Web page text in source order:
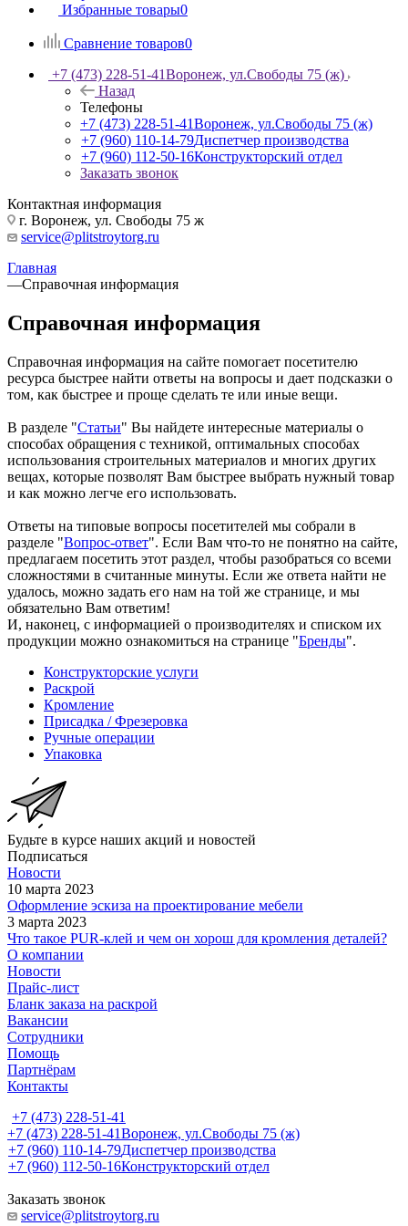
Избранные товары0
Сравнение товаров0
+7 (473) 228-51-41Воронеж, ул.Свободы 75 (ж)
Назад
Телефоны
+7 (473) 228-51-41Воронеж, ул.Свободы 75 (ж)
+7 (960) 110-14-79Диспетчер производства
+7 (960) 112-50-16Конструкторский отдел
Заказать звонок
Контактная информация
г. Воронеж, ул. Свободы 75 ж
service@plitstroytorg.ru
Главная
—Справочная информация
Справочная информация
Справочная информация на сайте помогает посетителю
ресурса быстрее найти ответы на вопросы и дает подсказки о
том, как быстрее и проще сделать те или иные вещи.
В разделе "Статьи" Вы найдете интересные материалы о
способах обращения с техникой, оптимальных способах
использования строительных материалов и многих других
вещах, которые позволят Вам быстрее выбрать нужный товар
и как можно легче его использовать.
Ответы на типовые вопросы посетителей мы собрали в
разделе "Вопрос-ответ". Если Вам что-то не понятно на сайте,
предлагаем посетить этот раздел, чтобы разобраться со всеми
сложностями в считанные минуты. Если же ответа найти не
удалось, можно задать его нам на той же странице, и мы
обязательно Вам ответим!
И, наконец, с информацией о производителях и списком их
продукции можно ознакомиться на странице "Бренды".
Конструкторские услуги
Раскрой
Кромление
Присадка / Фрезеровка
Ручные операции
Упаковка
Будьте в курсе наших акций и новостей
Подписаться
Новости
10 марта 2023
Оформление эскиза на проектирование мебели
3 марта 2023
Что такое PUR-клей и чем он хорош для кромления деталей?
О компании
Новости
Прайс-лист
Бланк заказа на раскрой
Вакансии
Сотрудники
Помощь
Партнёрам
Контакты
+7 (473) 228-51-41
+7 (473) 228-51-41Воронеж, ул.Свободы 75 (ж)
+7 (960) 110-14-79Диспетчер производства
+7 (960) 112-50-16Конструкторский отдел
Заказать звонок
service@plitstroytorg.ru